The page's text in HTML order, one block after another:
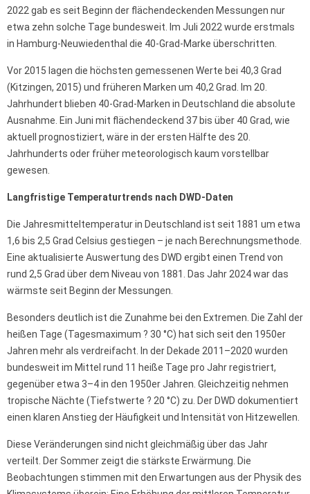
2022 gab es seit Beginn der flächendeckenden Messungen nur
etwa zehn solche Tage bundesweit. Im Juli 2022 wurde erstmals
in Hamburg-Neuwiedenthal die 40-Grad-Marke überschritten.
Vor 2015 lagen die höchsten gemessenen Werte bei 40,3 Grad
(Kitzingen, 2015) und früheren Marken um 40,2 Grad. Im 20.
Jahrhundert blieben 40-Grad-Marken in Deutschland die absolute
Ausnahme. Ein Juni mit flächendeckend 37 bis über 40 Grad, wie
aktuell prognostiziert, wäre in der ersten Hälfte des 20.
Jahrhunderts oder früher meteorologisch kaum vorstellbar
gewesen.
Langfristige Temperaturtrends nach DWD-Daten
Die Jahresmitteltemperatur in Deutschland ist seit 1881 um etwa
1,6 bis 2,5 Grad Celsius gestiegen – je nach Berechnungsmethode.
Eine aktualisierte Auswertung des DWD ergibt einen Trend von
rund 2,5 Grad über dem Niveau von 1881. Das Jahr 2024 war das
wärmste seit Beginn der Messungen.
Besonders deutlich ist die Zunahme bei den Extremen. Die Zahl der
heißen Tage (Tagesmaximum ? 30 °C) hat sich seit den 1950er
Jahren mehr als verdreifacht. In der Dekade 2011–2020 wurden
bundesweit im Mittel rund 11 heiße Tage pro Jahr registriert,
gegenüber etwa 3–4 in den 1950er Jahren. Gleichzeitig nehmen
tropische Nächte (Tiefstwerte ? 20 °C) zu. Der DWD dokumentiert
einen klaren Anstieg der Häufigkeit und Intensität von Hitzewellen.
Diese Veränderungen sind nicht gleichmäßig über das Jahr
verteilt. Der Sommer zeigt die stärkste Erwärmung. Die
Beobachtungen stimmen mit den Erwartungen aus der Physik des